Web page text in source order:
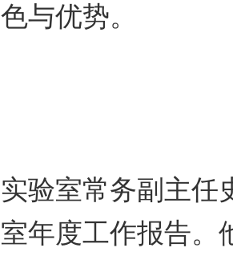
与优势。
室常务副主任
年度工作报告。